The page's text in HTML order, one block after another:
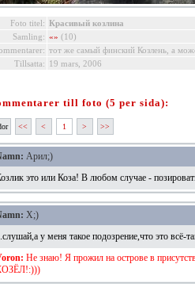
Foto titel: Красивый козлина
Samling: «» (10)
тот же самый финский Козлень, а
Tillsatta: 19 mars, 2006
till foto (5 per sida):
<< < 1 > >>
Арил;)
это или Коза! В любом случае -
Х;)
у меня такое подозрение,что это всё-
Не знаю! Я прожил на острове в